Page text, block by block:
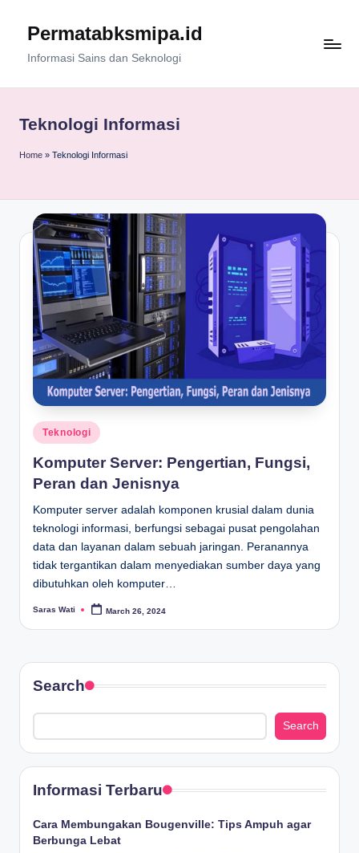
Permatabksmipa.id
Informasi Sains dan Seknologi
Teknologi Informasi
Home » Teknologi Informasi
Posted
in
Teknologi
Komputer Server: Pengertian, Fungsi,
Peran dan Jenisnya
Komputer server adalah komponen krusial dalam dunia
teknologi informasi, berfungsi sebagai pusat pengolahan
data dan layanan dalam sebuah jaringan. Peranannya
tidak tergantikan dalam menyediakan sumber daya yang
dibutuhkan oleh komputer…
Posted
Saras Wati March 26, 2024
Search
Search
Informasi Terbaru
Cara Membungakan Bougenville: Tips Ampuh agar
Berbunga Lebat